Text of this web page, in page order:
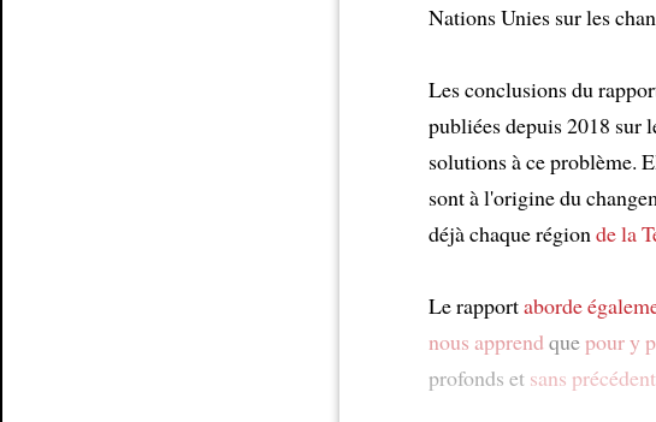
Nations Unies sur les
Les conclusions du
publiées depuis 2018 sur
solutions à ce problème.
sont à l'origine du
déjà chaque région de la
Le rapportaborde
nous apprend quepour y
profonds et sans précédent